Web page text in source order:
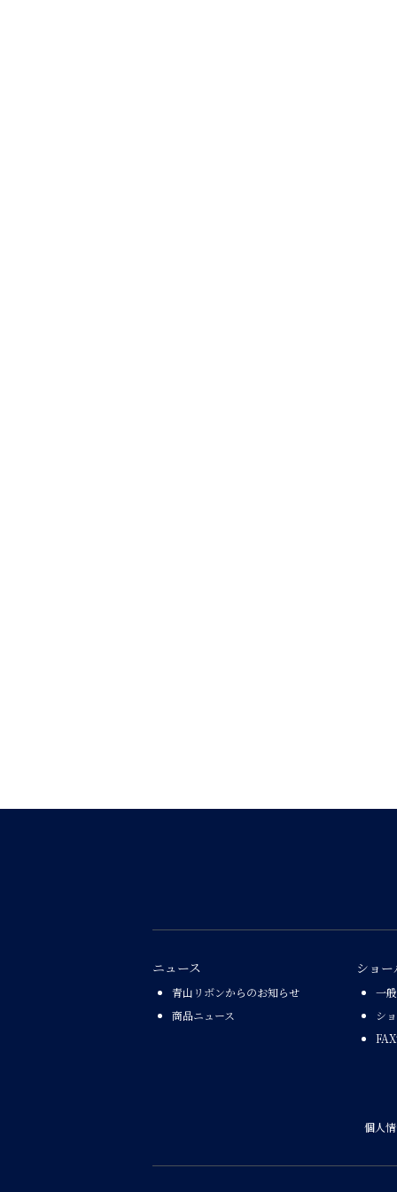
ニュース
青山リボンからのお知らせ
商品ニュース
ショ
一
シ
個人